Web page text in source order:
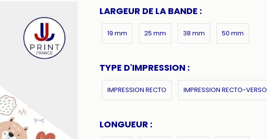
LARGEUR DE LA BANDE :
19 mm 25 mm 38 mm 50 mm
TYPE D'IMPRESSION :
IMPRESSION RECTO IMPRESSION RECTO-VERSO
LONGUEUR :